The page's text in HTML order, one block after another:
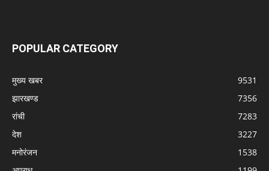
POPULAR CATEGORY
मुख्य खबर
9531
झारखण्ड
7356
रांची
7283
देश
3227
मनोरंजन
1538